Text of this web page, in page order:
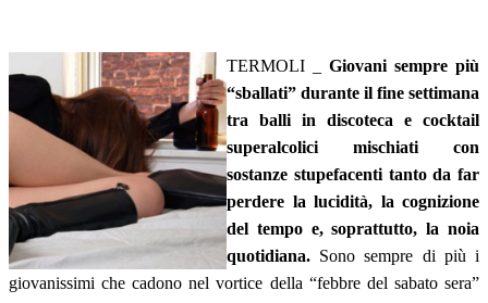
TERMOLI _ Giovani sempre più
“sballati” durante il fine settimana
tra balli in discoteca e cocktail
superalcolici mischiati con
sostanze stupefacenti tanto da far
perdere la lucidità, la cognizione
del tempo e, soprattutto, la noia
quotidiana. Sono sempre di più i
giovanissimi che cadono nel vortice della “febbre del sabato sera”